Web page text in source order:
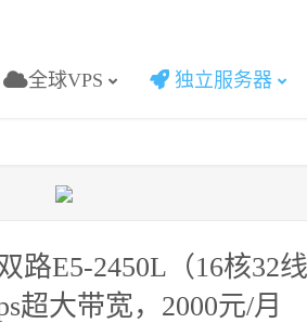
全球VPS 独立服务器
路E5-2450L（16核32线
超大带宽，2000元/月